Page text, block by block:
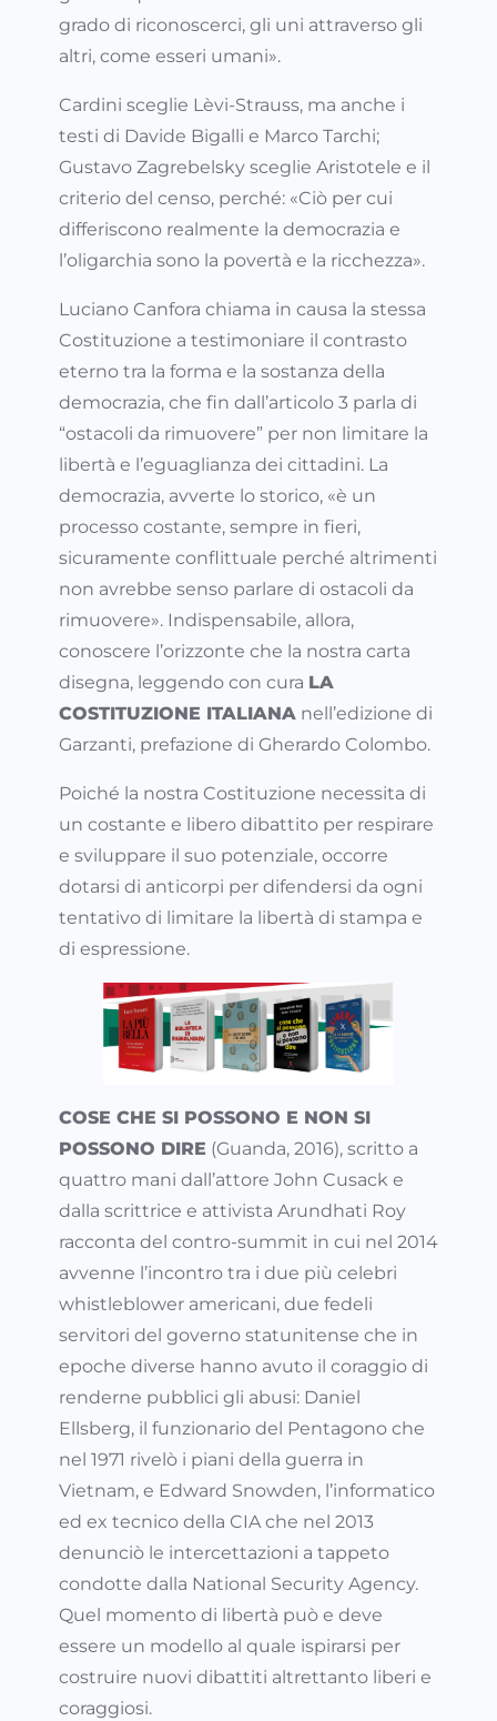
grado di riconoscerci, gli uni attraverso gli
altri, come esseri umani».
Cardini sceglie Lèvi-Strauss, ma anche i
testi di Davide Bigalli e Marco Tarchi;
Gustavo Zagrebelsky sceglie Aristotele e il
criterio del censo, perché: «Ciò per cui
differiscono realmente la democrazia e
l’oligarchia sono la povertà e la ricchezza».
Luciano Canfora chiama in causa la stessa
Costituzione a testimoniare il contrasto
eterno tra la forma e la sostanza della
democrazia, che fin dall’articolo 3 parla di
“ostacoli da rimuovere” per non limitare la
libertà e l’eguaglianza dei cittadini. La
democrazia, avverte lo storico, «è un
processo costante, sempre in fieri,
sicuramente conflittuale perché altrimenti
non avrebbe senso parlare di ostacoli da
rimuovere». Indispensabile, allora,
conoscere l’orizzonte che la nostra carta
disegna, leggendo con cura LA
COSTITUZIONE ITALIANA nell’edizione di
Garzanti, prefazione di Gherardo Colombo.
Poiché la nostra Costituzione necessita di
un costante e libero dibattito per respirare
e sviluppare il suo potenziale, occorre
dotarsi di anticorpi per difendersi da ogni
tentativo di limitare la libertà di stampa e
di espressione.
COSE CHE SI POSSONO E NON SI
POSSONO DIRE (Guanda, 2016), scritto a
quattro mani dall’attore John Cusack e
dalla scrittrice e attivista Arundhati Roy
racconta del contro-summit in cui nel 2014
avvenne l’incontro tra i due più celebri
whistleblower americani, due fedeli
servitori del governo statunitense che in
epoche diverse hanno avuto il coraggio di
renderne pubblici gli abusi: Daniel
Ellsberg, il funzionario del Pentagono che
nel 1971 rivelò i piani della guerra in
Vietnam, e Edward Snowden, l’informatico
ed ex tecnico della CIA che nel 2013
denunciò le intercettazioni a tappeto
condotte dalla National Security Agency.
Quel momento di libertà può e deve
essere un modello al quale ispirarsi per
costruire nuovi dibattiti altrettanto liberi e
coraggiosi.